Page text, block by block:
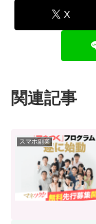
X
関連記事
スマホ副業